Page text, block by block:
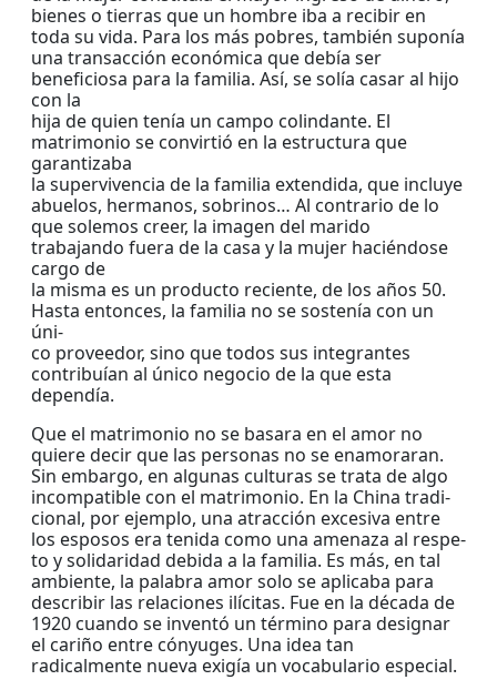
bienes o tierras que un hombre iba a recibir en
toda su vida. Para los más pobres, también suponía
una transacción económica que debía ser
beneficiosa para la familia. Así, se solía casar al hijo
con la
hija de quien tenía un campo colindante. El
matrimonio se convirtió en la estructura que
garantizaba
la supervivencia de la familia extendida, que incluye
abuelos, hermanos, sobrinos… Al contrario de lo
que solemos creer, la imagen del marido
trabajando fuera de la casa y la mujer haciéndose
cargo de
la misma es un producto reciente, de los años 50.
Hasta entonces, la familia no se sostenía con un
úni-
co proveedor, sino que todos sus integrantes
contribuían al único negocio de la que esta
dependía.
Que el matrimonio no se basara en el amor no
quiere decir que las personas no se enamoraran.
Sin embargo, en algunas culturas se trata de algo
incompatible con el matrimonio. En la China tradi-
cional, por ejemplo, una atracción excesiva entre
los esposos era tenida como una amenaza al respe-
to y solidaridad debida a la familia. Es más, en tal
ambiente, la palabra amor solo se aplicaba para
describir las relaciones ilícitas. Fue en la década de
1920 cuando se inventó un término para designar
el cariño entre cónyuges. Una idea tan
radicalmente nueva exigía un vocabulario especial.